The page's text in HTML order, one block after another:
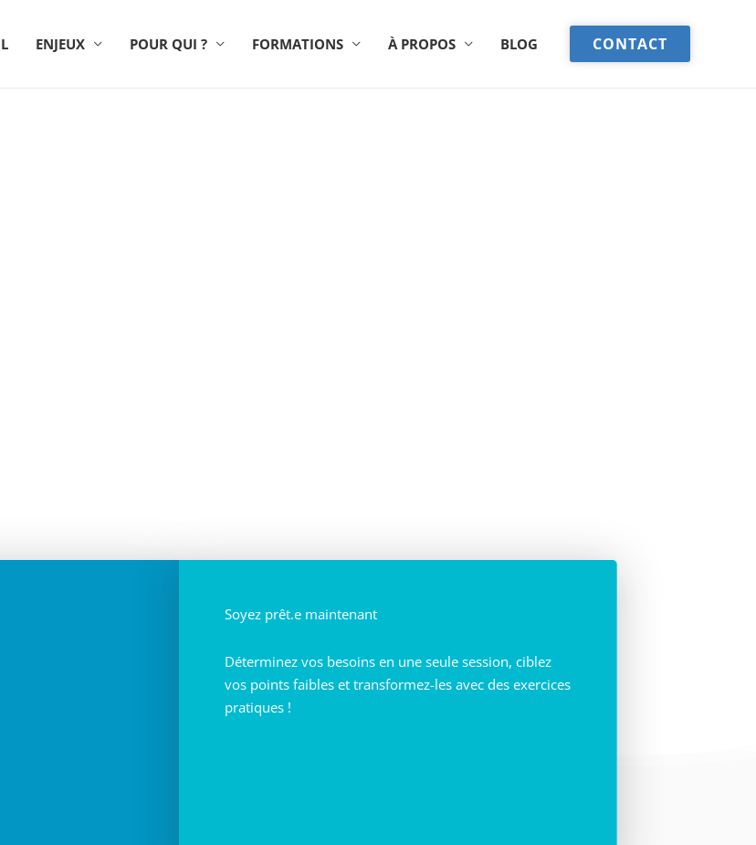
ENJEUX POUR QUI ? FORMATIONS À PROPOS BLOG CONTACT
Soyez prêt.e maintenant
Déterminez vos besoins en une seule session, ciblez
vos points faibles et transformez-les avec des exercices
pratiques !